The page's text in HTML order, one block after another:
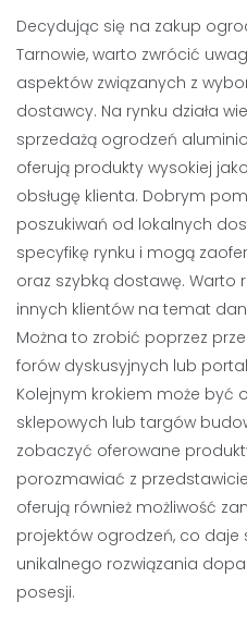
Decydując się na zakup
Tarnowie, warto zwrócić
aspektów związanych z
dostawcy. Na rynku działa
sprzedażą ogrodzeń
oferują produkty wysokiej
obsługę klienta. Dobrym
poszukiwań od lokalnych
specyfikę rynku i mogą
oraz szybką dostawę. Warto
innych klientów na temat
Można to zrobić poprzez
forów dyskusyjnych lub
Kolejnym krokiem może być
sklepowych lub targów
zobaczyć oferowane
porozmawiać z
oferują również możliwość
projektów ogrodzeń, co daje
unikalnego rozwiązania
posesji.